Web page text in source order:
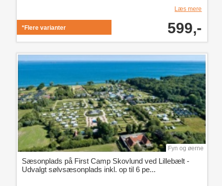
Læs mere
*Flere varianter 599,-
Fyn og øerne
Sæsonplads på First Camp Skovlund ved Lillebælt -
Udvalgt sølvsæsonplads inkl. op til 6 pe...